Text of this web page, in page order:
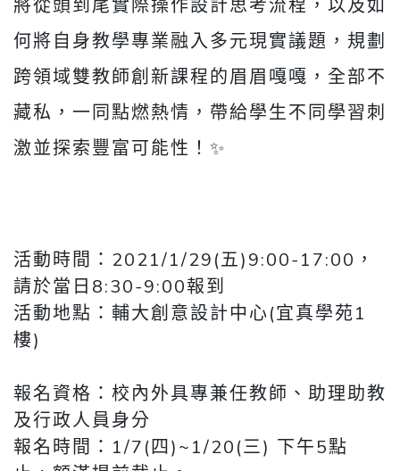
將從頭到尾實際操作設計思考流程，以及如
何將自身教學專業融入多元現實議題，規劃
跨領域雙教師創新課程的眉眉嘎嘎，全部不
藏私，一同點燃熱情，帶給學生不同學習刺
激並探索豐富可能性！✨
活動時間：2021/1/29(五)9:00-17:00，
請於當日8:30-9:00報到
活動地點：輔大創意設計中心(宜真學苑1
樓)
報名資格：校內外具專兼任教師、助理助教
及行政人員身分
報名時間：1/7(四)~1/20(三) 下午5點